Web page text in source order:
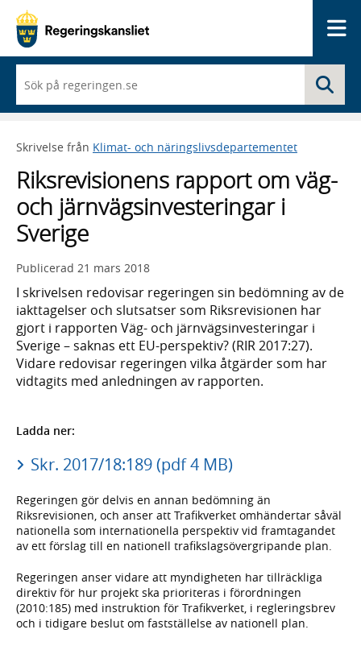
du
börjar
skriva
framträder
lista
med
sökförslag
Skrivelse från Klimat- och näringslivsdepartementet
Riksrevisionens rapport om väg-
och järnvägsinvesteringar i
Sverige
Publicerad 21 mars 2018
I skrivelsen redovisar regeringen sin bedömning av de
iakttagelser och slutsatser som Riksrevisionen har
gjort i rapporten Väg- och järnvägsinvesteringar i
Sverige – saknas ett EU-perspektiv? (RIR 2017:27).
Vidare redovisar regeringen vilka åtgärder som har
vidtagits med anledningen av rapporten.
Ladda ner:
Skr. 2017/18:189 (pdf 4 MB)
Regeringen gör delvis en annan bedömning än
Riksrevisionen, och anser att Trafikverket omhändertar såväl
nationella som internationella perspektiv vid framtagandet
av ett förslag till en nationell trafikslagsövergripande plan.
Regeringen anser vidare att myndigheten har tillräckliga
direktiv för hur projekt ska prioriteras i förordningen
(2010:185) med instruktion för Trafikverket, i regleringsbrev
och i tidigare beslut om fastställelse av nationell plan.